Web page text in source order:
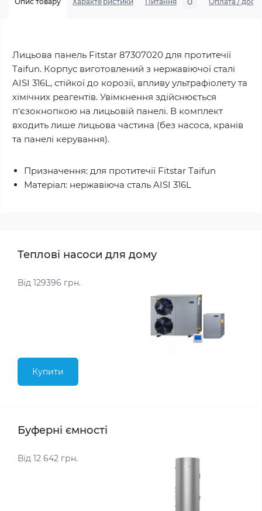
Лицьова панель Fitstar 87307020 для протитечії
Taifun. Корпус виготовлений з нержавіючої сталі
AISI 316L, стійкої до корозії, впливу ультрафіолету та
хімічних реагентів. Увімкнення здійснюється
п'єзокнопкою на лицьовій панелі. В комплект
входить лише лицьова частина (без насоса, кранів
та панелі керування).
Призначення: для протитечії Fitstar Taifun
Матеріал: нержавіюча сталь AISI 316L
Теплові насоси для дому
Від 129396 грн.
Купити
Буферні ємності
Від 12 642 грн.